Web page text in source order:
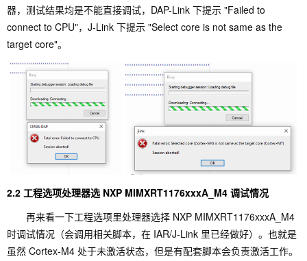
器，测试结果均是不能直接调试，DAP-Link 下提示 "Failed to
connect to CPU"，J-Link 下提示 "Select core is not same as the
target core"。
2.2 工程选项处理器选 NXP MIMXRT1176xxxA_M4 调试情况
再来看一下工程选项里处理器选择 NXP MIMXRT1176xxxA_M4
时调试情况（会调用相关脚本，在 IAR/J-Link 里已经做好）。也就是
虽然 Cortex-M4 处于未激活状态，但是有配套脚本会负责激活工作。